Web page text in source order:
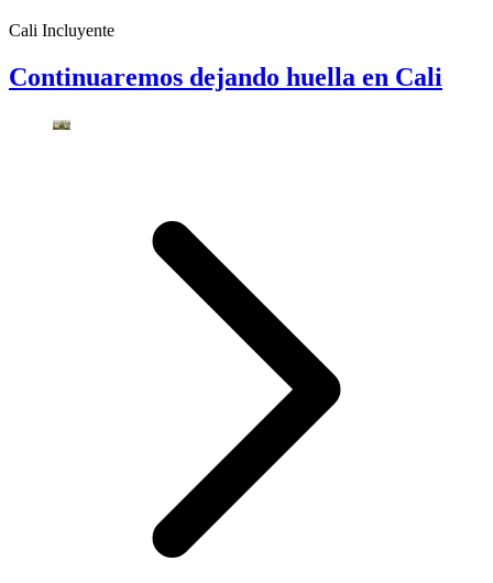
Cali Incluyente
Continuaremos dejando huella en Cali